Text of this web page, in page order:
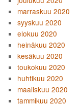
marraskuu 2020
syyskuu 2020
elokuu 2020
heinäkuu 2020
kesäkuu 2020
toukokuu 2020
huhtikuu 2020
maaliskuu 2020
tammikuu 2020